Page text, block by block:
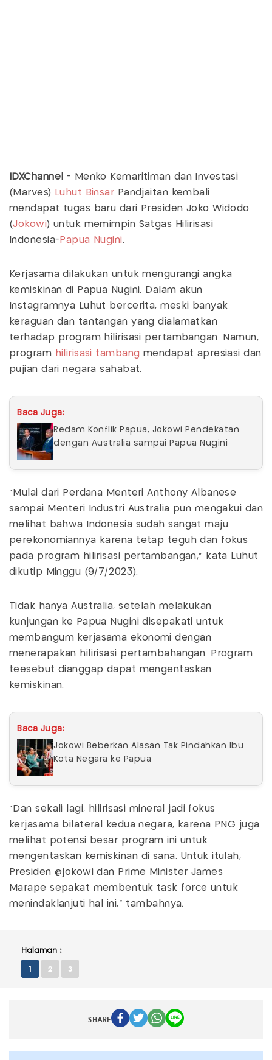
IDXChannel
- Menko Kemaritiman dan Investasi
(Marves) Luhut Binsar Pandjaitan kembali
mendapat tugas baru dari Presiden Joko Widodo
(Jokowi) untuk memimpin Satgas Hilirisasi
Indonesia- Papua Nugini.
Kerjasama dilakukan untuk mengurangi angka
kemiskinan di Papua Nugini. Dalam akun
Instagramnya Luhut bercerita, meski banyak
keraguan dan tantangan yang dialamatkan
terhadap program hilirisasi pertambangan. Namun,
program hilirisasi tambang mendapat apresiasi dan
pujian dari negara sahabat.
Baca Juga:
Redam Konflik Papua, Jokowi Pendekatan
dengan Australia sampai Papua Nugini
"Mulai dari Perdana Menteri Anthony Albanese
sampai Menteri Industri Australia pun mengakui dan
melihat bahwa Indonesia sudah sangat maju
perekonomiannya karena tetap teguh dan fokus
pada program hilirisasi pertambangan," kata Luhut
dikutip Minggu (9/7/2023).
Tidak hanya Australia, setelah melakukan
kunjungan ke Papua Nugini disepakati untuk
membangum kerjasama ekonomi dengan
menerapakan hilirisasi pertambahangan. Program
teesebut dianggap dapat mengentaskan
kemiskinan.
Baca Juga:
Jokowi Beberkan Alasan Tak Pindahkan Ibu
Kota Negara ke Papua
"Dan sekali lagi, hilirisasi mineral jadi fokus
kerjasama bilateral kedua negara, karena PNG juga
melihat potensi besar program ini untuk
mengentaskan kemiskinan di sana. Untuk itulah,
Presiden @jokowi dan Prime Minister James
Marape sepakat membentuk task force untuk
menindaklanjuti hal ini," tambahnya.
Halaman :
1 2 3
SHARE